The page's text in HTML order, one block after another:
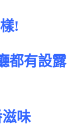
!
都有設露
味